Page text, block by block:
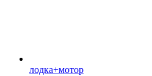
лодка+мотор